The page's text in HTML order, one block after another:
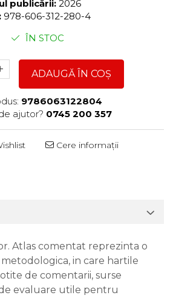
publicării: 2026
978-606-312-280-4
ÎN STOC
ADAUGĂ ÎN COȘ
9786063122804
ajutor? 0745 200 357
Cere informații
Atlas comentat reprezinta o
in care hartile
de comentarii, surse
evaluare utile pentru